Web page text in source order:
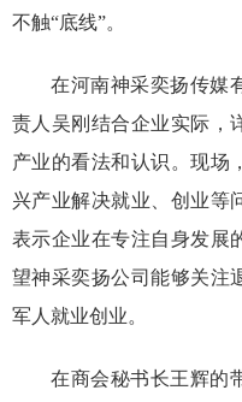
不触“底线”。
在河南神采奕扬传媒
责人吴刚结合企业实际，
产业的看法和认识。现场
兴产业解决就业、创业等
表示企业在专注自身发展
望神采奕扬公司能够关注
军人就业创业。
在商会秘书长王辉的